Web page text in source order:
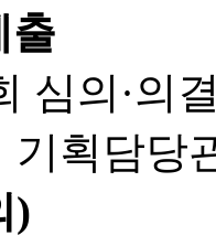
출
심의·의
획담당
)